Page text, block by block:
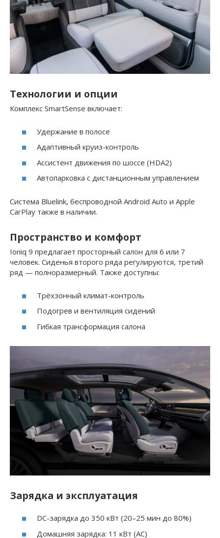
Технологии и опции
Комплекс SmartSense включает:
Удержание в полосе
Адаптивный круиз-контроль
Ассистент движения по шоссе (HDA2)
Автопарковка с дистанционным управлением
Система Bluelink, беспроводной Android Auto и Apple
CarPlay также в наличии.
Пространство и комфорт
Ioniq 9 предлагает просторный салон для 6 или 7
человек. Сиденья второго ряда регулируются, третий
ряд — полноразмерный. Также доступны:
Трёхзонный климат-контроль
Подогрев и вентиляция сидений
Гибкая трансформация салона
Зарядка и эксплуатация
DC-зарядка до 350 кВт (20–25 мин до 80%)
Домашняя зарядка: 11 кВт (AC)